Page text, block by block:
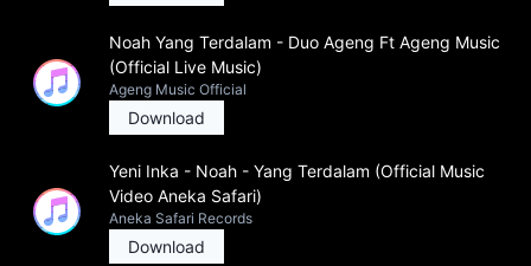
Noah Yang Terdalam - Duo Ageng Ft Ageng Music
(Official Live Music)
Ageng Music Official
Download
Yeni Inka - Noah - Yang Terdalam (Official Music
Video Aneka Safari)
Aneka Safari Records
Download